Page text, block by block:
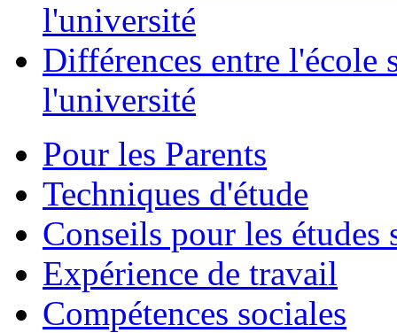
l'université
Différences entre l'école
l'université
Pour les Parents
Techniques d'étude
Conseils pour les études
Expérience de travail
Compétences sociales